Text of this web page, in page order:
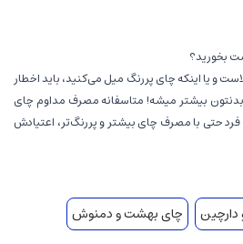
بخورید؟
و یا اینکه چای پررنگ میل می‌کنید، باید اخطار
بیشتر میشه! متاسفانه مصرف مداوم چای
فرد حتی با مصرف چای بیشتر و پررنگ‌تر، اعتیادش
چای بهشت و دمنوش